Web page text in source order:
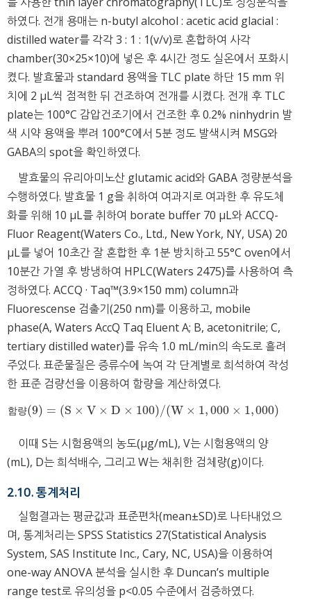
하였다. 전개 용매는 n-butyl alcohol : acetic acid glacial :
distilled water를 각각 3 : 1 : 1(v/v)로 혼합하여 사각
chamber(30×25×10)에 넣은 후 4시간 정도 실온에서 포화시
켰다. 발효물과 standard 용액을 TLC plate 하단 15 mm 위
치에 2 μL씩 점적한 뒤 건조하여 전개를 시켰다. 전개 후 TLC
plate는 100°C 감압건조기에서 건조한 후 0.2% ninhydrin 발
색 시약 용액을 뿌려 100°C에서 5분 정도 발색시켜 MSG와
GABA의 spot을 확인하였다.
발효물의 유리아미노산 glutamic acid와 GABA 정량분석을
수행하였다. 발효물 1 g을 취하여 여과지로 여과한 후 유도체
화를 위해 10 μL를 취하여 borate buffer 70 μL와 ACCQ-
Fluor Reagent(Waters Co., Ltd., New York, NY, USA) 20
μL를 넣어 10초간 잘 혼합한 후 1분 방치하고 55°C oven에서
10분간 가열 후 방냉하여 HPLC(Waters 2475)를 사용하여 측
정하였다. ACCQ · Taq™(3.9×150 mm) column과
Fluorescense 검출기(250 nm)를 이용하고, mobile
phase(A, Waters AccQ Taq Eluent A; B, acetonitrile; C,
tertiary distilled water)를 유속 1.0 mL/min의 속도로 흘려
주었다. 표준물질은 증류수에 녹여 각 단계별로 희석하여 작성
한 표준 검량선을 이용하여 함량을 계산하였다.
함량(9) = (S × V × D × 100)/(W × 1,000 × 1,000)
함량 (9 =( S× V×D× 100)/(W×1,000 ×1 ,000)
이때 S는 시험용액의 농도(μg/mL), V는 시험용액의 양
(mL), D는 희석배수, 그리고 W는 채취한 검체량(g)이다.
2.10. 통계처리
실험결과는 평균값과 표준편차(mean±SD)로 나타내었으
며, 통계처리는 SPSS Statistics 27(Statistical Analysis
System, SAS Institute Inc., Cary, NC, USA)을 이용하여
one-way ANOVA 분석을 실시한 후 Duncan’s multiple
range test로 유의성을 p<0.05 수준에서 검증하였다.